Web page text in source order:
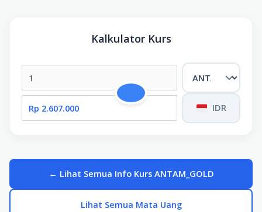
Kalkulator Kurs
IDR
← Lihat Semua Info Kurs ANTAM_GOLD
Lihat Semua Mata Uang